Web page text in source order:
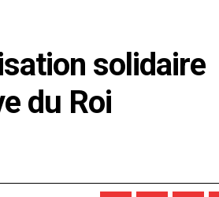
solidaire
du Roi